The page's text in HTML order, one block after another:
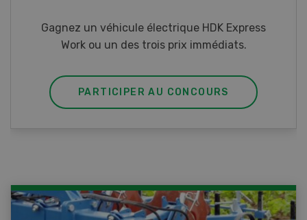
Gagnez l’un des cinq couteaux de poche LANDI
PARTICIPER AU CONCOURS